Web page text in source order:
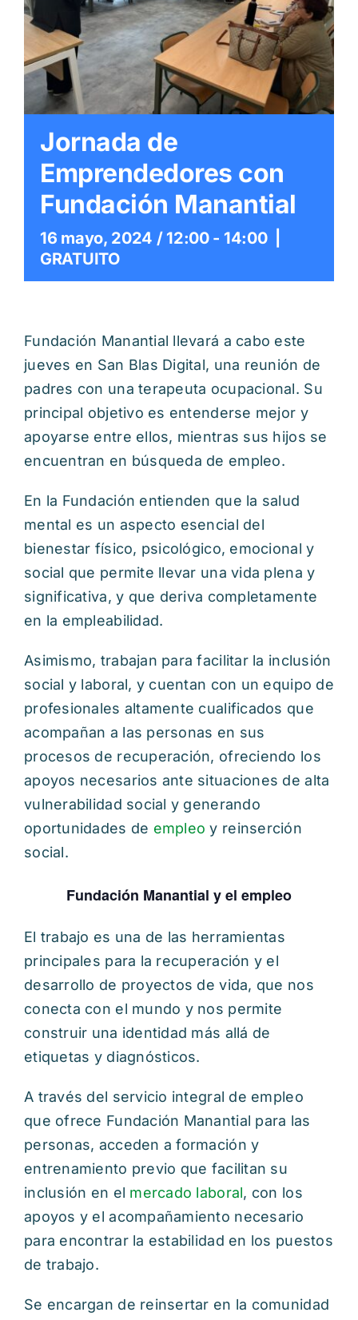
Mediateca
Contacto
Buscar:
Jornada de
Emprendedores con
Fundación Manantial
16 mayo, 2024 / 12:00- 14:00
GRATUITO
Fundación Manantial llevará a cabo este
jueves en San Blas Digital, una reunión de
padres con una terapeuta ocupacional. Su
principal objetivo es entenderse mejor y
apoyarse entre ellos, mientras sus hijos se
encuentran en búsqueda de empleo.
En la Fundación entienden que la salud
mental es un aspecto esencial del
bienestar físico, psicológico, emocional y
social que permite llevar una vida plena y
significativa, y que deriva completamente
en la empleabilidad.
Asimismo, trabajan para facilitar la inclusión
social y laboral, y cuentan con un equipo de
profesionales altamente cualificados que
acompañan a las personas en sus
procesos de recuperación, ofreciendo los
apoyos necesarios ante situaciones de alta
vulnerabilidad social y generando
oportunidades de empleo y reinserción
social.
Fundación Manantial y el empleo
El trabajo es una de las herramientas
principales para la recuperación y el
desarrollo de proyectos de vida, que nos
conecta con el mundo y nos permite
construir una identidad más allá de
etiquetas y diagnósticos.
A través del servicio integral de empleo
que ofrece Fundación Manantial para las
personas, acceden a formación y
entrenamiento previo que facilitan su
inclusión en el mercado laboral, con los
apoyos y el acompañamiento necesario
para encontrar la estabilidad en los puestos
de trabajo.
Se encargan de reinsertar en la comunidad